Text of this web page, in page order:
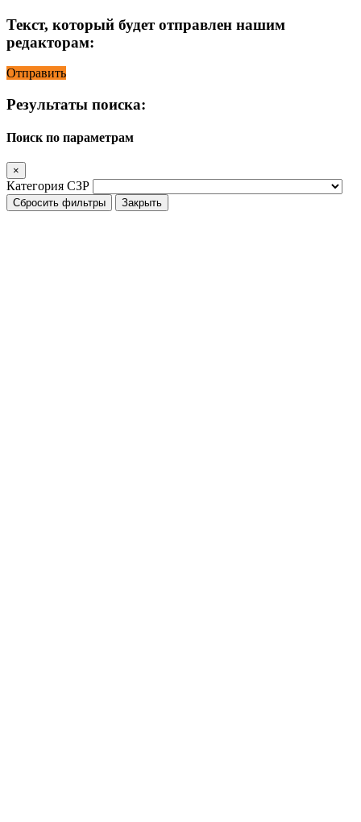
Текст, который будет отправлен нашим
редакторам:
Отправить
Результаты поиска:
Поиск по параметрам
×
Категория СЗР
Сбросить фильтры Закрыть